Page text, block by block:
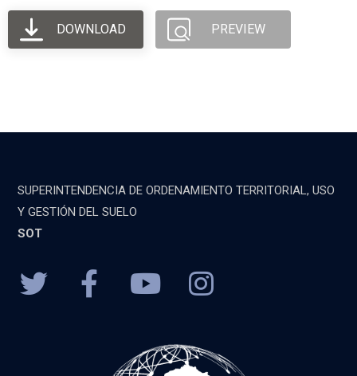
DOWNLOAD PREVIEW
SUPERINTENDENCIA DE ORDENAMIENTO TERRITORIAL, USO
Y GESTIÓN DEL SUELO
SOT